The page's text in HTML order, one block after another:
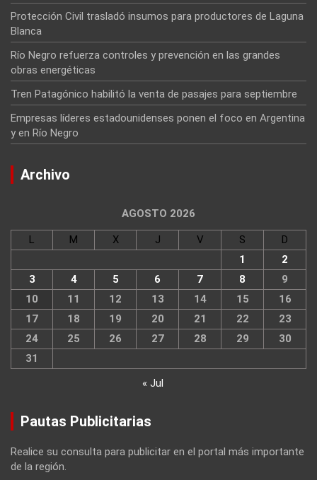
Protección Civil trasladó insumos para productores de Laguna
Blanca
Río Negro refuerza controles y prevención en las grandes
obras energéticas
Tren Patagónico habilitó la venta de pasajes para septiembre
Empresas líderes estadounidenses ponen el foco en Argentina
y en Río Negro
Archivo
AGOSTO 2026
L M X J V S
D
1
2
3
4 5 6 7 8
9
10
11 12 13 14 15
16
17
18 19 20 21 22
23
24
25 26 27 28 29
30
31
« Jul
Pautas Publicitarias
Realice su consulta para publicitar en el portal más importante
de la región.